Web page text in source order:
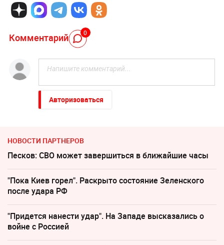
Комментарий 0
Авторизоваться
НОВОСТИ ПАРТНЕРОВ
Песков: СВО может завершиться в ближайшие часы
"Пока Киев горел". Раскрыто состояние Зеленского
после удара РФ
"Придется нанести удар". На Западе высказались о
войне с Россией